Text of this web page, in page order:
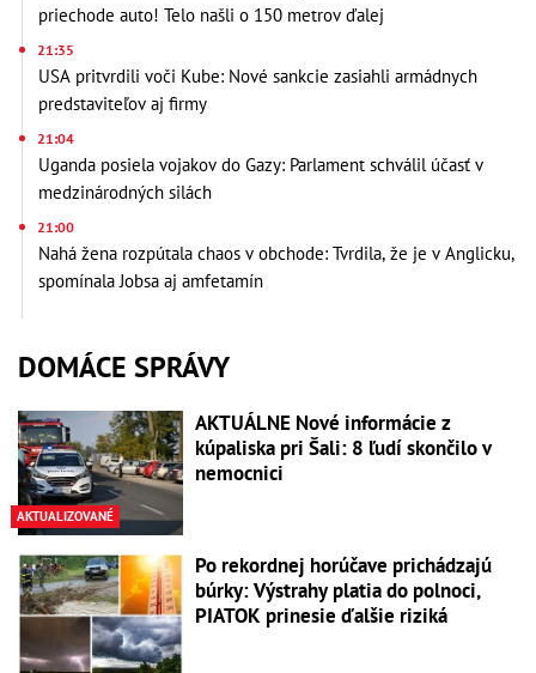
priechode auto! Telo našli o 150 metrov ďalej
21:35
USA pritvrdili voči Kube: Nové sankcie zasiahli armádnych
predstaviteľov aj firmy
21:04
Uganda posiela vojakov do Gazy: Parlament schválil účasť v
medzinárodných silách
21:00
Nahá žena rozpútala chaos v obchode: Tvrdila, že je v Anglicku,
spomínala Jobsa aj amfetamín
DOMÁCE SPRÁVY
AKTUALIZOVANÉ
AKTUÁLNE Nové informácie z
kúpaliska pri Šali: 8 ľudí skončilo v
nemocnici
Po rekordnej horúčave prichádzajú
búrky: Výstrahy platia do polnoci,
PIATOK prinesie ďalšie riziká